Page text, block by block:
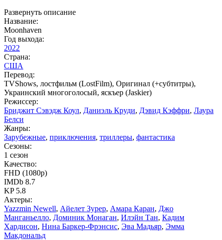
Развернуть описание
Название:
Moonhaven
Год выхода:
2022
Страна:
США
Перевод:
TVShows, лостфильм (LostFilm), Оригинал (+субтитры),
Украинский многоголосый, яскъер (Jaskier)
Режиссер:
Бриджит Сэвэдж Коул, Даниэль Круди, Дэвид Кэффри, Лаура
Белси
Жанры:
Зарубежные, приключения, триллеры, фантастика
Сезоны:
1 сезон
Качество:
FHD (1080p)
IMDb 8.7
KP 5.8
Актеры:
Yazzmin Newell, Айелет Зурер, Амара Каран, Джо
Манганьелло, Доминик Монаган, Илэйн Тан, Кадим
Хардисон, Нина Баркер-Фрэнсис, Эва Мадьяр, Эмма
Макдональд